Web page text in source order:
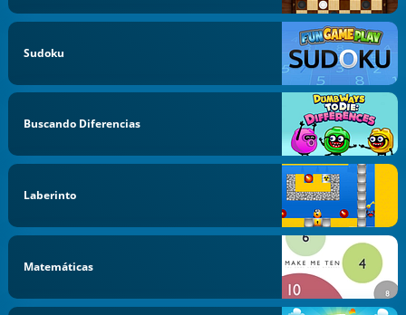
Sudoku
Buscando Diferencias
Laberinto
Matemáticas